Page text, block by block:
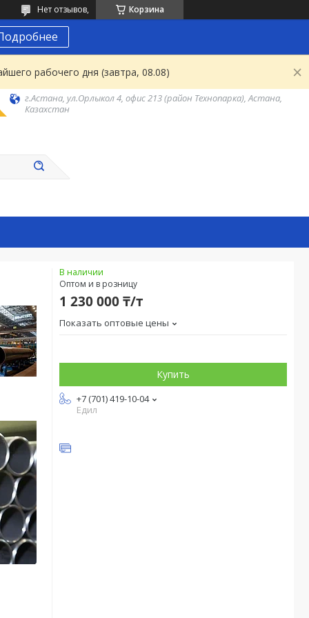
Корзина
Нет отзывов,
рабочего дня (завтра, 08.08)
г.Астана, ул.Орлыкол 4, офис 213 (район Технопарка), Астана,
Казахстан
В наличии
Оптом и в розницу
1 230 000 ₸/т
Показать оптовые цены
Купить
+7 (701) 419-10-04
Едил